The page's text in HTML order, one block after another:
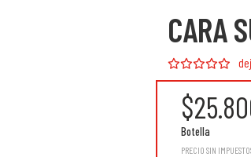
CARA
Botella
PRECIO SIN